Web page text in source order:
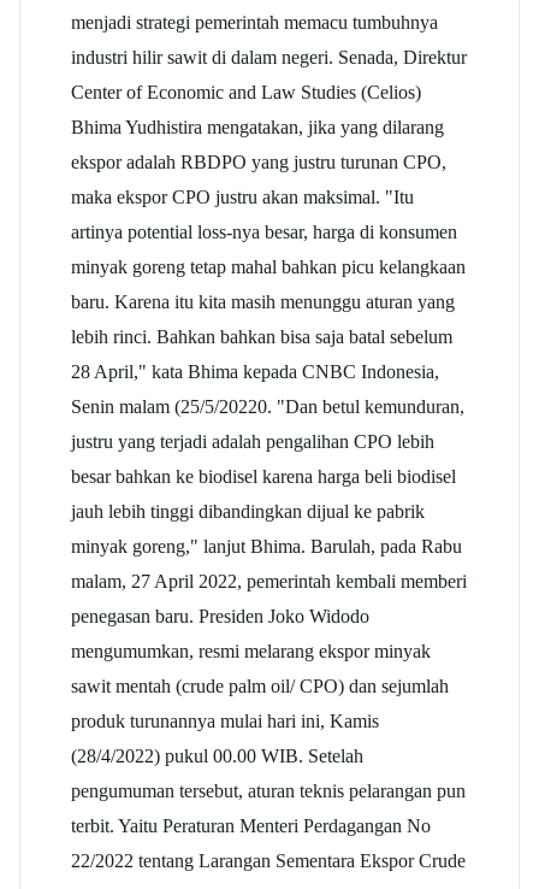
menjadi strategi pemerintah memacu tumbuhnya
industri hilir sawit di dalam negeri. Senada, Direktur
Center of Economic and Law Studies (Celios)
Bhima Yudhistira mengatakan, jika yang dilarang
ekspor adalah RBDPO yang justru turunan CPO,
maka ekspor CPO justru akan maksimal. "Itu
artinya potential loss-nya besar, harga di konsumen
minyak goreng tetap mahal bahkan picu kelangkaan
baru. Karena itu kita masih menunggu aturan yang
lebih rinci. Bahkan bahkan bisa saja batal sebelum
28 April," kata Bhima kepada CNBC Indonesia,
Senin malam (25/5/20220. "Dan betul kemunduran,
justru yang terjadi adalah pengalihan CPO lebih
besar bahkan ke biodisel karena harga beli biodisel
jauh lebih tinggi dibandingkan dijual ke pabrik
minyak goreng," lanjut Bhima. Barulah, pada Rabu
malam, 27 April 2022, pemerintah kembali memberi
penegasan baru. Presiden Joko Widodo
mengumumkan, resmi melarang ekspor minyak
sawit mentah (crude palm oil/ CPO) dan sejumlah
produk turunannya mulai hari ini, Kamis
(28/4/2022) pukul 00.00 WIB. Setelah
pengumuman tersebut, aturan teknis pelarangan pun
terbit. Yaitu Peraturan Menteri Perdagangan No
22/2022 tentang Larangan Sementara Ekspor Crude